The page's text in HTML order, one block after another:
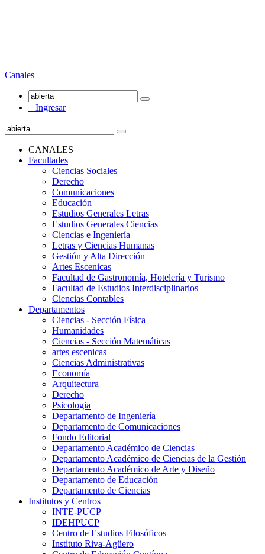
Canales
Ingresar
CANALES
Facultades
Ciencias Sociales
Derecho
Comunicaciones
Educación
Estudios Generales Letras
Estudios Generales Ciencias
Ciencias e Ingeniería
Letras y Ciencias Humanas
Gestión y Alta Dirección
Artes Escenicas
Facultad de Gastronomía, Hotelería y Turismo
Facultad de Estudios Interdisciplinarios
Ciencias Contables
Departamentos
Ciencias - Sección Física
Humanidades
Ciencias - Sección Matemáticas
artes escenicas
Ciencias Administrativas
Economía
Arquitectura
Derecho
Psicologia
Departamento de Ingeniería
Departamento de Comunicaciones
Fondo Editorial
Departamento Académico de Ciencias
Departamento Académico de Ciencias de la Gestión
Departamento Académico de Arte y Diseño
Departamento de Educación
Departamento de Ciencias
Institutos y Centros
INTE-PUCP
IDEHPUCP
Centro de Estudios Filosóficos
Instituto Riva-Agüero